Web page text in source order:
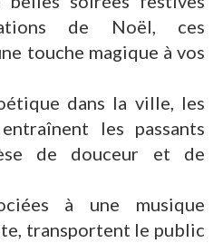
de Noël, ces
touche magique à vos
dans la ville, les
les passants
de douceur et de
à une musique
transportent le public